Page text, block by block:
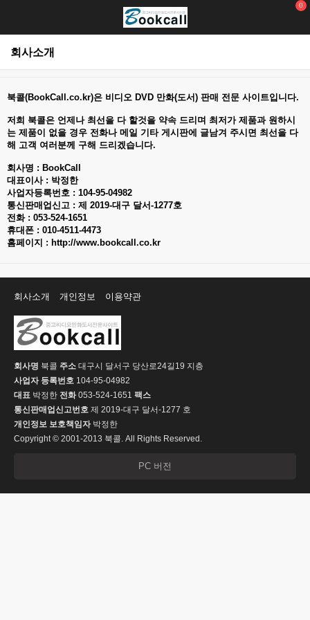
0
회사소개
북콜(BookCall.co.kr)은 비디오 DVD 만화(도서) 판매 전문 사이트입니다.
저희 북콜은 언제나 최선을 다 할것을 약속 드리며 최저가 제품과 원하시
는 제품이 없을 경우 전화나 메일 기타 게시판에 글남겨 주시면 최선을 다
해 고객 여러분께 구해 드리겠습니다.
회사명 : BookCall
대표이사 : 박정한
사업자등록번호 : 104-95-04982
통신판매업신고 : 제 2019-대구 달서-1277호
전화 : 053-524-1651
휴대폰 : 010-4511-4473
홈페이지 : http://www.bookcall.co.kr
회사소개 개인정보 이용약관
회사명 북콜 주소 대구시 달서구 당산로24길19 지층
사업자 등록번호 104-95-04982
대표 박정한 전화053-524-1651 팩스
통신판매업신고번호 제 2019-대구 달서-1277 호
개인정보 보호책임자박정한
Copyright © 2001-2013 북콜. All Rights Reserved.
PC 버전